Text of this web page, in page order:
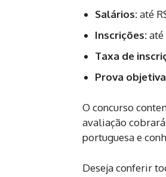
Salários:até
Inscrições:até
Taxa de
Prova
O concurso
avaliação
portuguesa e
Deseja conferir